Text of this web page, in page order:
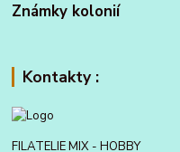
Známky kolonií
Kontakty :
FILATELIE MIX - HOBBY